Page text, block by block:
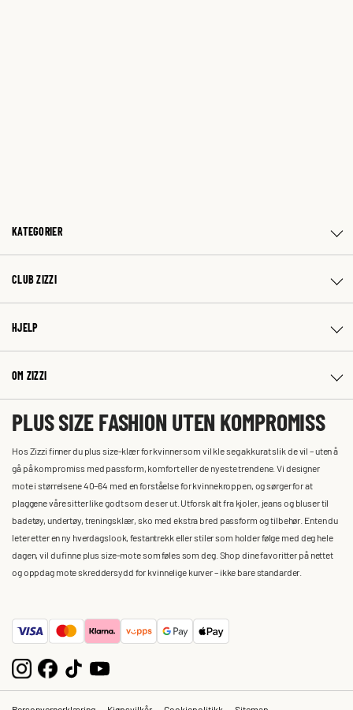
KATEGORIER
CLUB ZIZZI
HJELP
OM ZIZZI
PLUS SIZE FASHION UTEN KOMPROMISS
Hos Zizzi finner du plus size-klær for kvinner som vil kle seg akkurat slik de vil – uten å
gå på kompromiss med passform, komfort eller de nyeste trendene. Vi designer
mote i størrelsene 40–64 med en forståelse for kvinnekroppen, og sørger for at
plaggene våre sitter like godt som de ser ut. Utforsk alt fra kjoler, jeans og bluser til
badetøy, undertøy, treningsklær, sko med ekstra bred passform og tilbehør. Enten du
leter etter en ny hverdagslook, festantrekk eller stiler som holder følge med deg hele
dagen, vil du finne plus size-mote som føles som deg. Shop dine favoritter på nettet
og oppdag mote skreddersydd for kvinnelige kurver – ikke bare standarder.